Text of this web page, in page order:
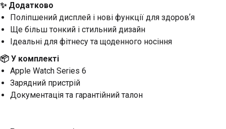
✨ Додатково
Поліпшений дисплей і нові функції для здоровʼя
Ще більш тонкий і стильний дизайн
Ідеальні для фітнесу та щоденного носіння
📦 У комплекті
Apple Watch Series 6
Зарядний пристрій
Документація та гарантійний талон